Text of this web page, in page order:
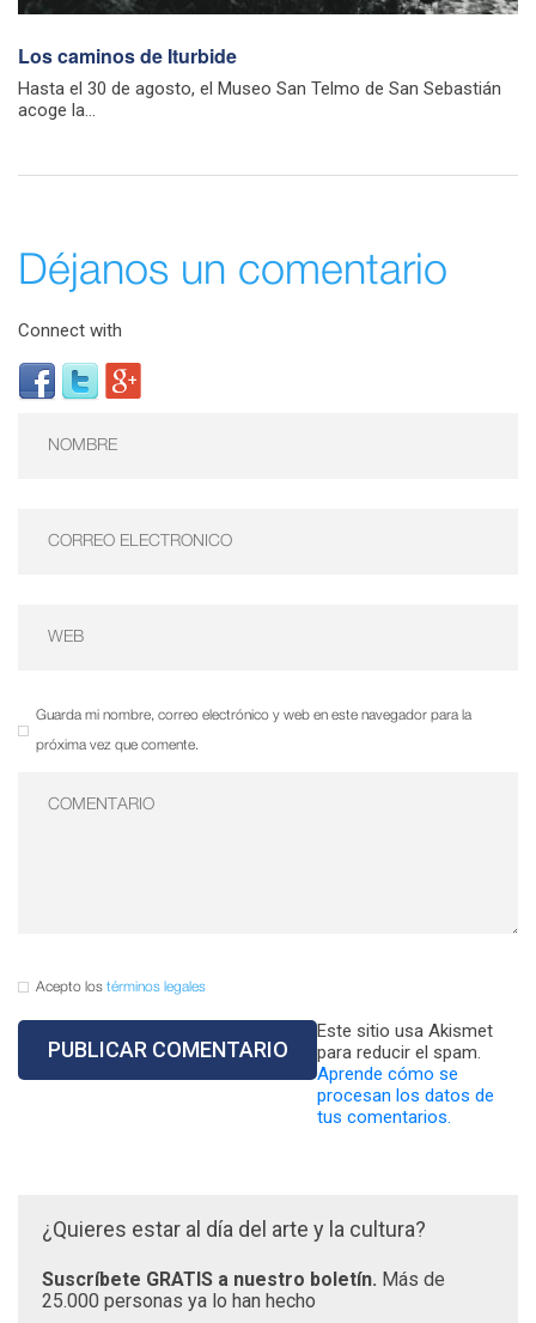
Los caminos de Iturbide
Hasta el 30 de agosto, el Museo San Telmo de San Sebastián
acoge la...
Déjanos un comentario
Connect with
Guarda mi nombre, correo electrónico y web en este navegador para la
próxima vez que comente.
Acepto los términos legales
Este sitio usa Akismet
para reducir el spam.
Aprende cómo se
procesan los datos de
tus comentarios.
¿Quieres estar al día del arte y la cultura?
Suscríbete GRATIS a nuestro boletín. Más de
25.000 personas ya lo han hecho